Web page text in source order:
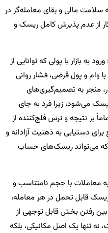
مالی و بقای معامله‌گر در
از عدم پذیرش کامل ریسک و
ورود به بازار با پولی که توانایی از
وام و پول قرضی، فشار روانی
منجر به تصمیم‌گیری‌های
می‌شود، زیرا فرد به جای
بر نتیجه و ترس فلج‌کننده از
دستیابی به ذهنیت آزادانه و
می‌تواند ریسک‌های حساب
معاملات با حجم نامتناسب و
قابل تحمل در هر معامله،
بین رفتن بخش قابل توجهی از
تنها یک اصل مکانیکی، بلکه